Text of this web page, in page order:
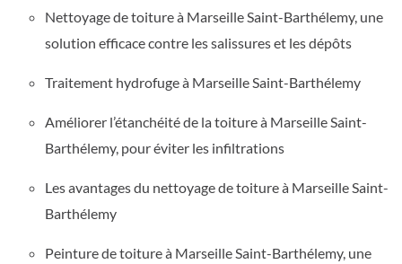
Nettoyage de toiture à Marseille Saint-Barthélemy, une
solution efficace contre les salissures et les dépôts
Traitement hydrofuge à Marseille Saint-Barthélemy
Améliorer l’étanchéité de la toiture à Marseille Saint-
Barthélemy, pour éviter les infiltrations
Les avantages du nettoyage de toiture à Marseille Saint-
Barthélemy
Peinture de toiture à Marseille Saint-Barthélemy, une